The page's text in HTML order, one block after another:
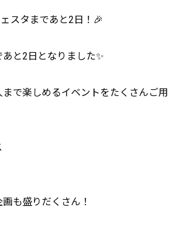
スタまであと2日！🎉
と2日となりました✨
で楽しめるイベントをたくさんご用
も盛りだくさん！